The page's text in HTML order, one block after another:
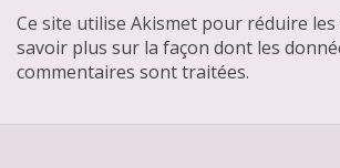
Ce site utilise Akismet pour réduire les
savoir plus sur la façon dont les
commentaires sont traitées.